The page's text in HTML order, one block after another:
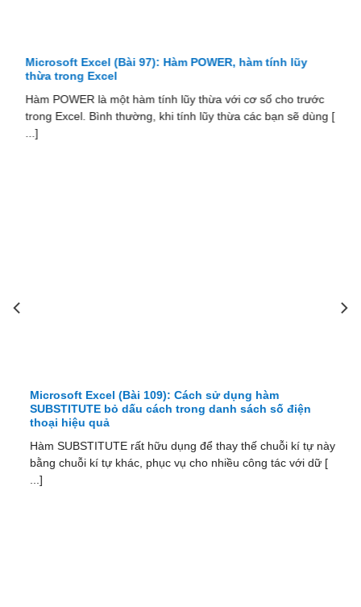
Microsoft Excel (Bài 97): Hàm POWER, hàm tính lũy
thừa trong Excel
Hàm POWER là một hàm tính lũy thừa với cơ số cho trước
trong Excel. Bình thường, khi tính lũy thừa các bạn sẽ dùng [
...]
Microsoft Excel (Bài 109): Cách sử dụng hàm
SUBSTITUTE bỏ dấu cách trong danh sách số điện
thoại hiệu quả
Hàm SUBSTITUTE rất hữu dụng để thay thế chuỗi kí tự này
bằng chuỗi kí tự khác, phục vụ cho nhiều công tác với dữ [